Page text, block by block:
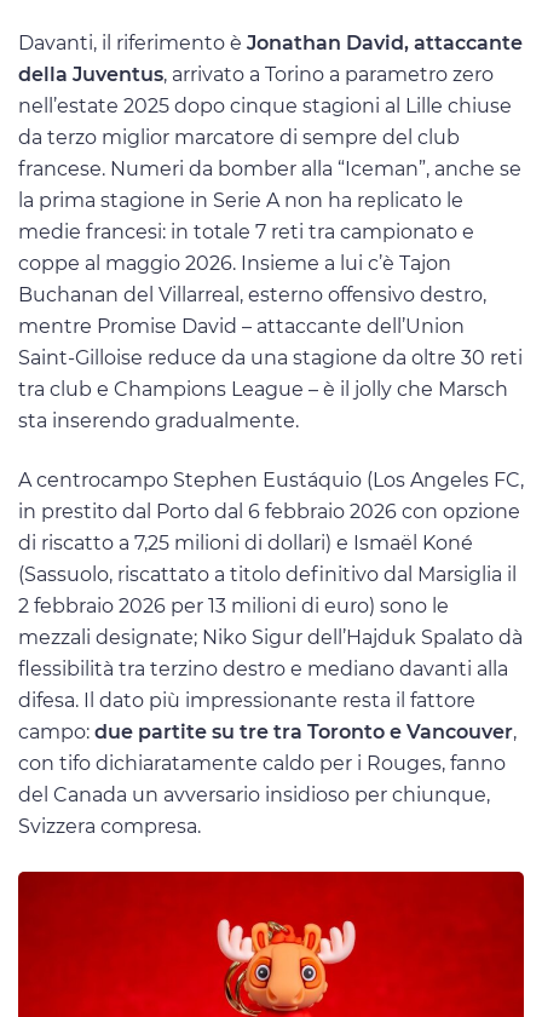
Davanti, il riferimento è Jonathan David, attaccante
della Juventus, arrivato a Torino a parametro zero
nell’estate 2025 dopo cinque stagioni al Lille chiuse
da terzo miglior marcatore di sempre del club
francese. Numeri da bomber alla “Iceman”, anche se
la prima stagione in Serie A non ha replicato le
medie francesi: in totale 7 reti tra campionato e
coppe al maggio 2026. Insieme a lui c’è Tajon
Buchanan del Villarreal, esterno offensivo destro,
mentre Promise David – attaccante dell’Union
Saint-Gilloise reduce da una stagione da oltre 30 reti
tra club e Champions League – è il jolly che Marsch
sta inserendo gradualmente.
A centrocampo Stephen Eustáquio (Los Angeles FC,
in prestito dal Porto dal 6 febbraio 2026 con opzione
di riscatto a 7,25 milioni di dollari) e Ismaël Koné
(Sassuolo, riscattato a titolo definitivo dal Marsiglia il
2 febbraio 2026 per 13 milioni di euro) sono le
mezzali designate; Niko Sigur dell’Hajduk Spalato dà
flessibilità tra terzino destro e mediano davanti alla
difesa. Il dato più impressionante resta il fattore
campo: due partite su tre tra Toronto e Vancouver,
con tifo dichiaratamente caldo per i Rouges, fanno
del Canada un avversario insidioso per chiunque,
Svizzera compresa.